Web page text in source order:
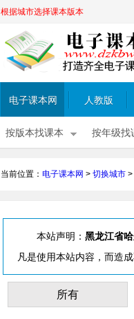
根据城市选择课本版本
电子课本网 人教版
按版本找课本 按年级找
当前位置： 电子课本网 > 切换城市 >
本站声明： 黑龙江省
凡是使用本站内容，而造
所有